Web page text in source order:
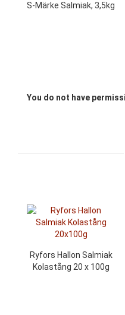
S-Märke Salmiak, 3,5kg
You do not have
Ryfors Hallon Salmiak
Kolastång 20 x 100g